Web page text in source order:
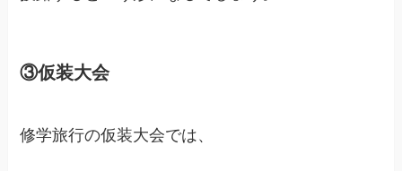
③仮装大会
修学旅行の仮装大会では、